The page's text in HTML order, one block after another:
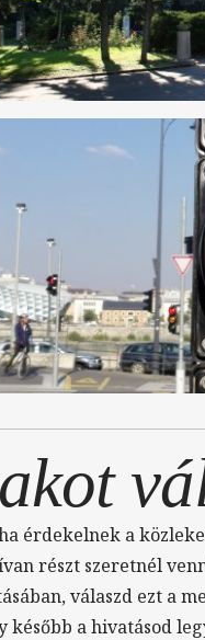
érdekelnek a
részt szeretnél
válaszd ezt a
később a hivatásod